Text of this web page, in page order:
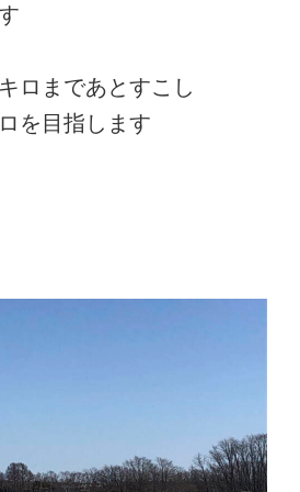
ロまであとすこし
を目指します